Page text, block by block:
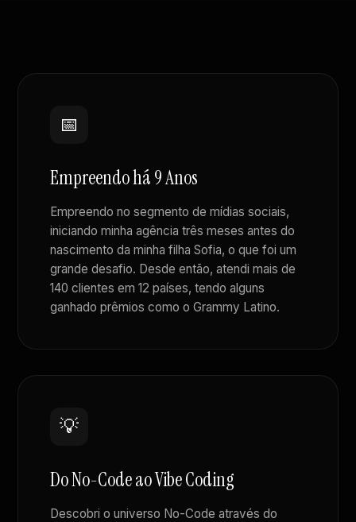
📅
Empreendo há 9 Anos
Empreendo no segmento de mídias sociais,
iniciando minha agência três meses antes do
nascimento da minha filha Sofia, o que foi um
grande desafio. Desde então, atendi mais de
140 clientes em 12 países, tendo alguns
ganhado prêmios como o Grammy Latino.
💡
Do No-Code ao Vibe Coding
Descobri o universo No-Code através do